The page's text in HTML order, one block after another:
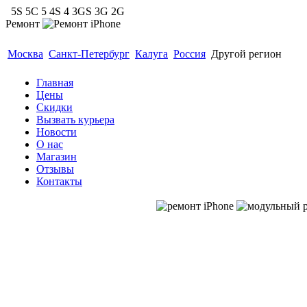
5S 5C 5 4S 4 3GS 3G 2G
Ремонт
Москва Санкт-Петербург Калуга Россия Другой регион
Главная
Цены
Скидки
Вызвать курьера
Новости
О нас
Магазин
Отзывы
Контакты